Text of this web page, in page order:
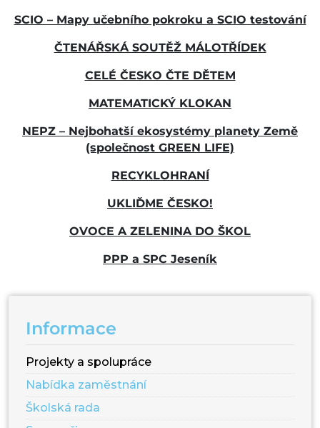
SCIO – Mapy učebního pokroku a SCIO testování
ČTENÁŘSKÁ SOUTĚŽ MÁLOTŘÍDEK
CELÉ ČESKO ČTE DĚTEM
MATEMATICKÝ KLOKAN
NEPZ – Nejbohatší ekosystémy planety Země
(společnost GREEN LIFE)
RECYKLOHRANÍ
UKLIĎME ČESKO!
OVOCE A ZELENINA DO ŠKOL
PPP a SPC Jeseník
Informace
Projekty a spolupráce
Nabídka zaměstnání
Školská rada